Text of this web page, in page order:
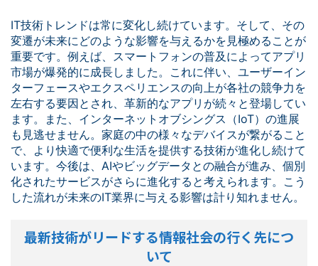
IT技術トレンドは常に変化し続けています。そして、その
変遷が未来にどのような影響を与えるかを見極めることが
重要です。例えば、スマートフォンの普及によってアプリ
市場が爆発的に成長しました。これに伴い、ユーザーイン
ターフェースやエクスペリエンスの向上が各社の競争力を
左右する要因とされ、革新的なアプリが続々と登場してい
ます。また、インターネットオブシングス（IoT）の進展
も見逃せません。家庭の中の様々なデバイスが繋がること
で、より快適で便利な生活を提供する技術が進化し続けて
います。今後は、AIやビッグデータとの融合が進み、個別
化されたサービスがさらに進化すると考えられます。こう
した流れが未来のIT業界に与える影響は計り知れません。
最新技術がリードする情報社会の行く先につ
いて